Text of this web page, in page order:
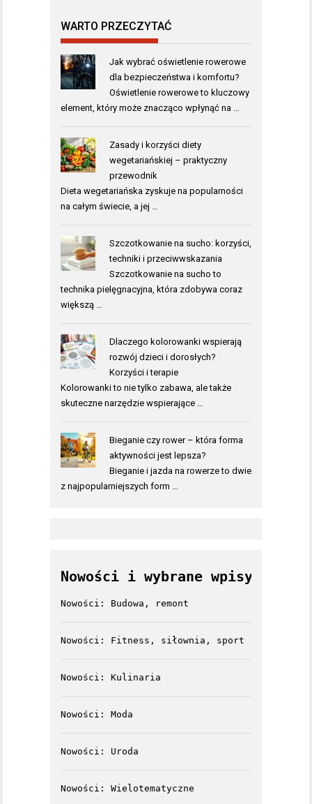
WARTO PRZECZYTAĆ
Jak wybrać oświetlenie rowerowe
dla bezpieczeństwa i komfortu?
Oświetlenie rowerowe to kluczowy
element, który może znacząco wpłynąć na …
Zasady i korzyści diety
wegetariańskiej – praktyczny
przewodnik
Dieta wegetariańska zyskuje na popularności
na całym świecie, a jej …
Szczotkowanie na sucho: korzyści,
techniki i przeciwwskazania
Szczotkowanie na sucho to
technika pielęgnacyjna, która zdobywa coraz
większą …
Dlaczego kolorowanki wspierają
rozwój dzieci i dorosłych?
Korzyści i terapie
Kolorowanki to nie tylko zabawa, ale także
skuteczne narzędzie wspierające …
Bieganie czy rower – która forma
aktywności jest lepsza?
Bieganie i jazda na rowerze to dwie
z najpopularniejszych form …
Nowości i wybrane wpisy
Nowości: Budowa, remont
Nowości: Fitness, siłownia, sport
Nowości: Kulinaria
Nowości: Moda
Nowości: Uroda
Nowości: Wielotematyczne